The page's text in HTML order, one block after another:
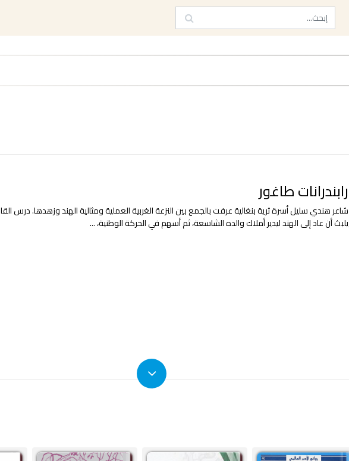
رابندرانات طاغور
شاعر هندي سليل أسرة ثرية بنغالية عرفت بالجمع بين النزعة الغربية العملية ومثالية الهند وزهدها. درس
يلبث أن عاد إلى الهند ليدير أملاك والده الشاسعة، ثم أسهم في الحركة الوطنية،...